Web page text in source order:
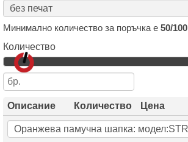
Минимално количество за поръчка е 50/100
Количество
Описание Количество Цена